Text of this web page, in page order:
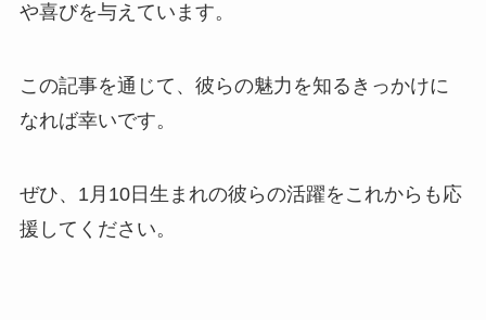
や喜びを与えています。
この記事を通じて、彼らの魅力を知るきっかけに
なれば幸いです。
ぜひ、1月10日生まれの彼らの活躍をこれからも応
援してください。